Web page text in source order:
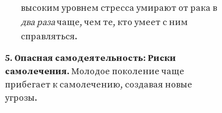
высоким уровнем стресса умирают от рака в
два разачаще, чем те, кто умеет с ним
справляться.
5. Опасная самодеятельность: Риски
самолечения. Молодое поколение чаще
прибегает к самолечению, создавая новые
угрозы.